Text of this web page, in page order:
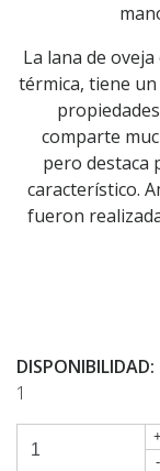
La lana de
térmica, tiene
comparte
pero destaca
característico.
fueron
DISPONIBILIDAD:
1
+
-